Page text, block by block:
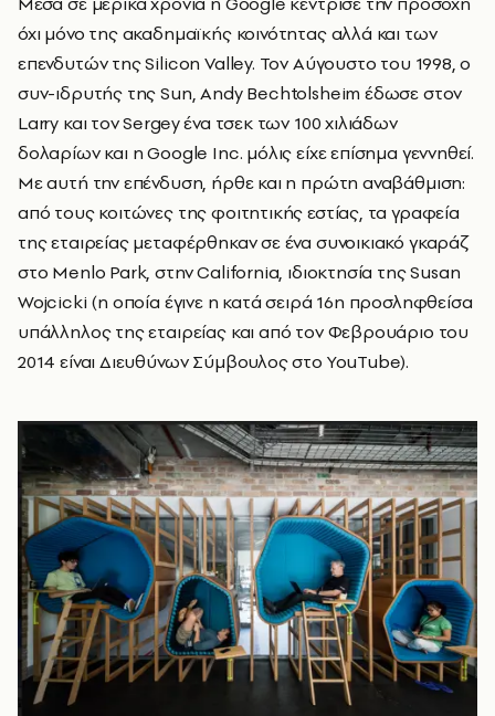
όχι μόνο της ακαδημαϊκής κοινότητας αλλά και των
επενδυτών της Silicon Valley. Τον Αύγουστο του 1998, ο
συν-ιδρυτής της Sun, Andy Bechtolsheim έδωσε στον
Larry και τον Sergey ένα τσεκ των 100 χιλιάδων
δολαρίων και η Google Inc. μόλις είχε επίσημα γεννηθεί.
Με αυτή την επένδυση, ήρθε και η πρώτη αναβάθμιση:
από τους κοιτώνες της φοιτητικής εστίας, τα γραφεία
της εταιρείας μεταφέρθηκαν σε ένα συνοικιακό γκαράζ
στο Menlo Park, στην California, ιδιοκτησία της Susan
Wojcicki (η οποία έγινε η κατά σειρά 16η προσληφθείσα
υπάλληλος της εταιρείας και από τον Φεβρουάριο του
2014 είναι Διευθύνων Σύμβουλος στο YouTube).